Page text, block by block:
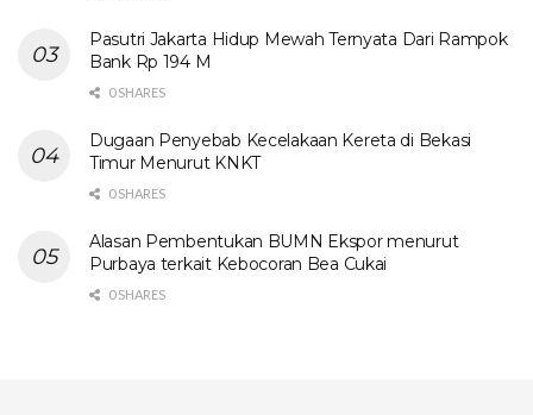
Pasutri Jakarta Hidup Mewah Ternyata Dari Rampok
Bank Rp 194 M
0 SHARES
Dugaan Penyebab Kecelakaan Kereta di Bekasi
Timur Menurut KNKT
0 SHARES
Alasan Pembentukan BUMN Ekspor menurut
Purbaya terkait Kebocoran Bea Cukai
0 SHARES